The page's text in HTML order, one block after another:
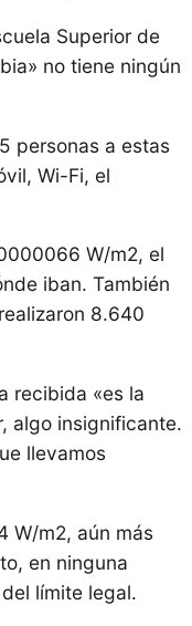
Superior de
no tiene ningún
personas a estas
Wi-Fi, el
W/m2, el
iban. También
8.640
recibida «es la
algo insignificante.
llevamos
W/m2, aún más
en ninguna
límite legal.